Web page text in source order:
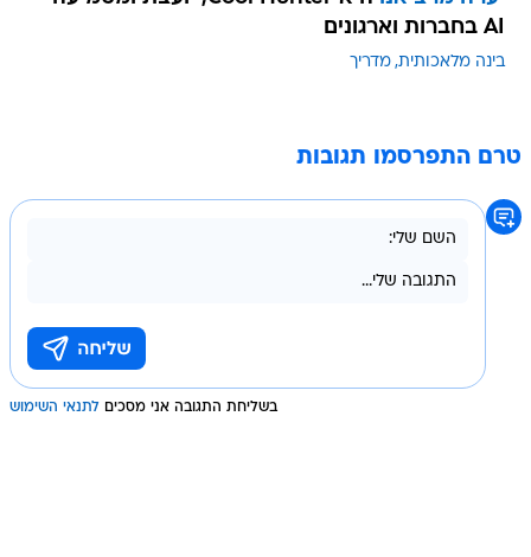
AI בחברות וארגונים
בינה מלאכותית מדריך
טרם התפרסמו תגובות
בשליחת התגובה אני מסכים לתנאי השימוש